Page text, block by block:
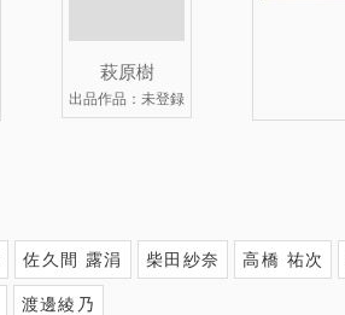
萩原樹
出品作品：未登録
佐久間 露涓 柴田紗奈 高橋 祐次
渡邊綾乃